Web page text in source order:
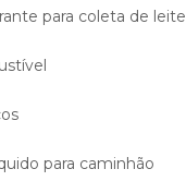
para coleta de leite
para caminhão